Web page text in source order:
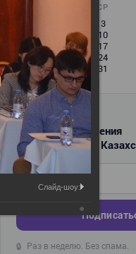
СР
3
10
15
16 17
22
23 24
29
30 31
РАССЫЛКА
Новости и изменения
для бухгалтеров
Введите ваш e-mail
🔒 Раз в неделю. Без спама.
Слайд-шоу: